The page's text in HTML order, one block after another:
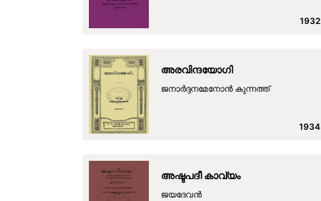
1932
അരവിന്ദയോഗി
ജനാര്‍ദ്ദനമേനോന്‍ കുന്നത്ത്
1934
അഷ്ടപദീ കാവ്യം
ജയദേവന്‍